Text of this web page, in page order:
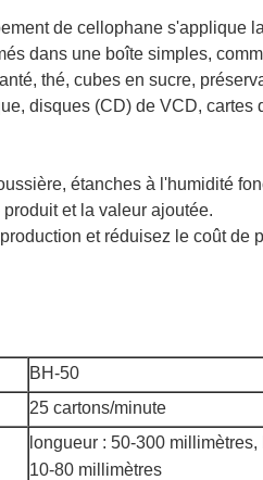
de cellophane s'applique
dans une boîte simples,
thé, cubes en sucre,
disques (CD) de VCD, cartes
étanches à l'humidité
et la valeur ajoutée.
et réduisez le coût de
BH-50
25 cartons/minute
longueur : 50-300
10-80 millimètres